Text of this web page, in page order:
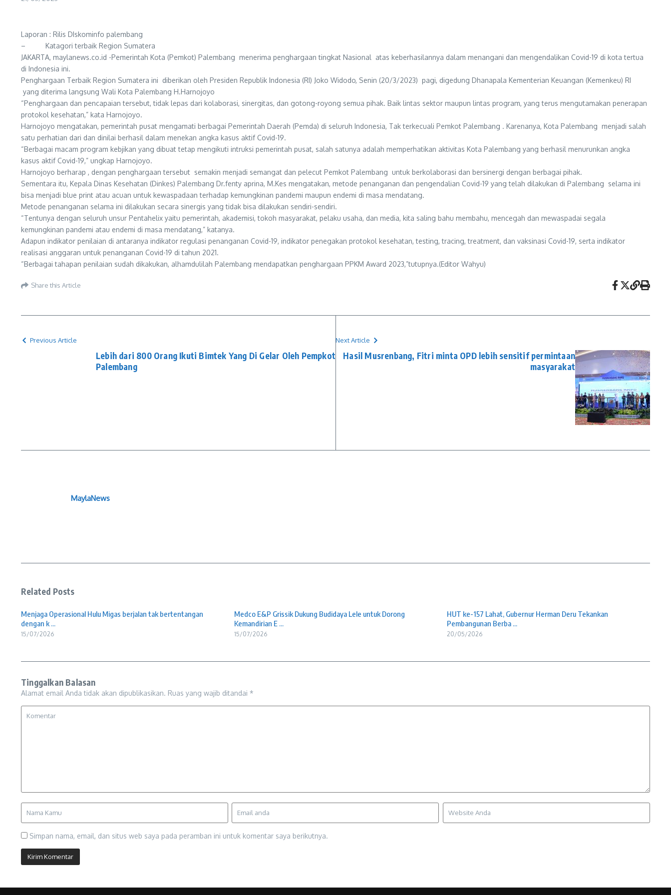
Laporan : Rilis DIskominfo palembang
– Katagori terbaik Region Sumatera
JAKARTA, maylanews.co.id -Pemerintah Kota (Pemkot) Palembang menerima penghargaan tingkat Nasional atas keberhasilannya dalam menangani dan mengendalikan Covid-19 di kota tertua
di Indonesia ini.
Penghargaan Terbaik Region Sumatera ini diberikan oleh Presiden Republik Indonesia (RI) Joko Widodo, Senin (20/3/2023) pagi, digedung Dhanapala Kementerian Keuangan (Kemenkeu) RI
yang diterima langsung Wali Kota Palembang H.Harnojoyo
“Penghargaan dan pencapaian tersebut, tidak lepas dari kolaborasi, sinergitas, dan gotong-royong semua pihak. Baik lintas sektor maupun lintas program, yang terus mengutamakan penerapan
protokol kesehatan,” kata Harnojoyo.
Harnojoyo mengatakan, pemerintah pusat mengamati berbagai Pemerintah Daerah (Pemda) di seluruh Indonesia, Tak terkecuali Pemkot Palembang . Karenanya, Kota Palembang menjadi salah
satu perhatian dari dan dinilai berhasil dalam menekan angka kasus aktif Covid-19.
“Berbagai macam program kebjikan yang dibuat tetap mengikuti intruksi pemerintah pusat, salah satunya adalah memperhatikan aktivitas Kota Palembang yang berhasil menurunkan angka
kasus aktif Covid-19,” ungkap Harnojoyo.
Harnojoyo berharap , dengan penghargaan tersebut semakin menjadi semangat dan pelecut Pemkot Palembang untuk berkolaborasi dan bersinergi dengan berbagai pihak.
Sementara itu, Kepala Dinas Kesehatan (Dinkes) Palembang Dr.fenty aprina, M.Kes mengatakan, metode penanganan dan pengendalian Covid-19 yang telah dilakukan di Palembang selama ini
bisa menjadi blue print atau acuan untuk kewaspadaan terhadap kemungkinan pandemi maupun endemi di masa mendatang.
Metode penanganan selama ini dilakukan secara sinergis yang tidak bisa dilakukan sendiri-sendiri.
“Tentunya dengan seluruh unsur Pentahelix yaitu pemerintah, akademisi, tokoh masyarakat, pelaku usaha, dan media, kita saling bahu membahu, mencegah dan mewaspadai segala
kemungkinan pandemi atau endemi di masa mendatang,” katanya.
Adapun indikator penilaian di antaranya indikator regulasi penanganan Covid-19, indikator penegakan protokol kesehatan, testing, tracing, treatment, dan vaksinasi Covid-19, serta indikator
realisasi anggaran untuk penanganan Covid-19 di tahun 2021.
“Berbagai tahapan penilaian sudah dikakukan, alhamdulilah Palembang mendapatkan penghargaan PPKM Award 2023,”tutupnya.(Editor Wahyu)
Share this Article
Previous Article
Lebih dari 800 Orang Ikuti Bimtek Yang Di Gelar Oleh Pempkot
Palembang
Next Article
Hasil Musrenbang, Fitri minta OPD lebih sensitif permintaan
masyarakat
MaylaNews
Related Posts
Menjaga Operasional Hulu Migas berjalan tak bertentangan
dengan k ...
15/07/2026
Medco E&P Grissik Dukung Budidaya Lele untuk Dorong
Kemandirian E ...
15/07/2026
HUT ke-157 Lahat, Gubernur Herman Deru Tekankan
Pembangunan Berba ...
20/05/2026
Tinggalkan Balasan
Alamat email Anda tidak akan dipublikasikan. Ruas yang wajib ditandai *
Simpan nama, email, dan situs web saya pada peramban ini untuk komentar saya berikutnya.